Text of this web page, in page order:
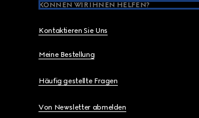
KÖNNEN WIR IHNEN HELFEN?
Kontaktieren Sie Uns
Meine Bestellung
Häufig gestellte Fragen
Von Newsletter abmelden